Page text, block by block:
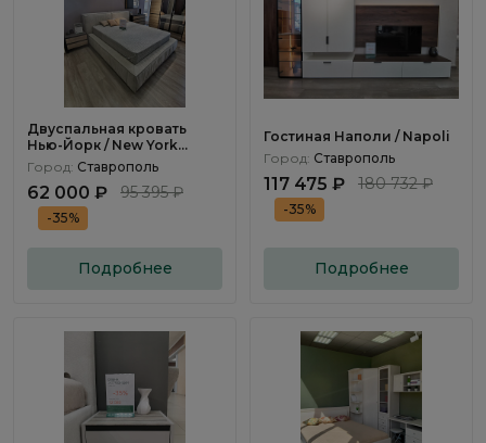
Двуспальная кровать
Нью-Йорк / New York
160х200см
Город: Ставрополь
62 000 ₽ 95 395 ₽
-35%
Подробнее
Гостиная Наполи / Napoli
Город: Ставрополь
117 475 ₽ 180 732 ₽
-35%
Подробнее